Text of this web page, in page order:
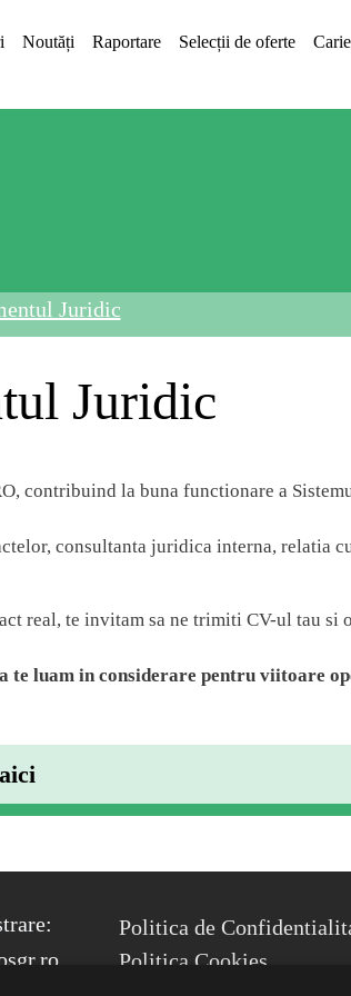
Noutăți Raportare Selecții de oferte
Juridic
Juridic
contribuind la buna functionare a
consultanta juridica interna, relatia
real, te invitam sa ne trimiti CV-ul tau si
te luam in considerare pentru viitoare
FOOTER MENU
Politica de
Politica Cookies